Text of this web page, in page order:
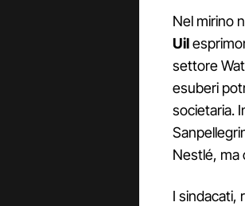
Nel mirino
Uil
settore
esuberi
societaria.
Nestlé, ma
I sindacati,